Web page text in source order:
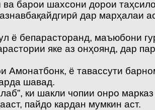
барои шахсони дорои
дар марҳалаи
ё бепарасторанд, маъюбони
яке аз онҳоянд, дар
Амонатбонк, ё тавассути
шавад.
ки шакли чопии онро
пайдо кардан мумкин аст.